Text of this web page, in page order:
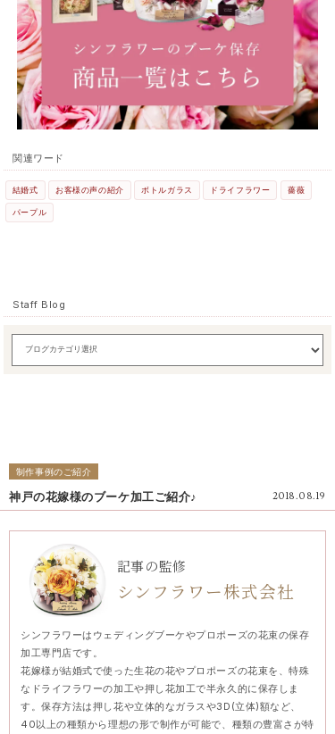
関連ワード
結婚式 お客様の声の紹介 ボトルガラス ドライフラワー 薔薇
パープル
Staff Blog
制作事例のご紹介
2018.08.19
神戸の花嫁様のブーケ加工ご紹介♪
記事の監修
シンフラワー株式会社
シンフラワーはウェディングブーケやプロポーズの花束の保存
加工専門店です。
花嫁様が結婚式で使った生花の花やプロポーズの花束を、特殊
なドライフラワーの加工や押し花加工で半永久的に保存しま
す。保存方法は押し花や立体的なガラスや3D(立体)額など、
40以上の種類から理想の形で制作が可能で、種類の豊富さが特